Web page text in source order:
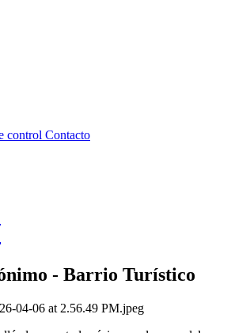
control Contacto
- Barrio Turístico